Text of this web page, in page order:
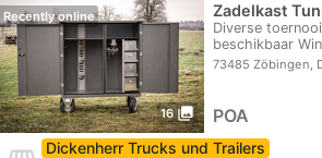
16 photo_library
Recently online Zadelkast
Diverse
beschikbaar
Winner Maxi
73485 Zöbingen,
POA
Dickenherr Trucks und Trailers